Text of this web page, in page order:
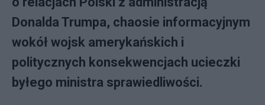
Donalda Trumpa, chaosie informacyjnym
wokół wojsk amerykańskich i
politycznych konsekwencjach ucieczki
byłego ministra sprawiedliwości.